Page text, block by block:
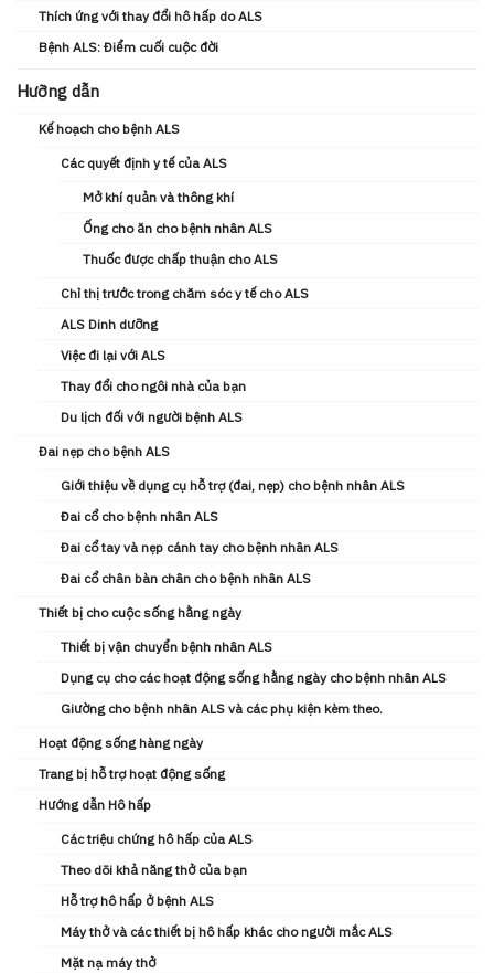
Thích ứng với thay đổi hô hấp do ALS
Bệnh ALS: Điểm cuối cuộc đời
Hưỡng dẫn
Kế hoạch cho bệnh ALS
Các quyết định y tế của ALS
Mở khí quản và thông khí
Ống cho ăn cho bệnh nhân ALS
Thuốc được chấp thuận cho ALS
Chỉ thị trước trong chăm sóc y tế cho ALS
ALS Dinh dưỡng
Việc đi lại với ALS
Thay đổi cho ngôi nhà của bạn
Du lịch đối với người bệnh ALS
Đai nẹp cho bệnh ALS
Giới thiệu về dụng cụ hỗ trợ (đai, nẹp) cho bệnh nhân ALS
Đai cổ cho bệnh nhân ALS
Đai cổ tay và nẹp cánh tay cho bệnh nhân ALS
Đai cổ chân bàn chân cho bệnh nhân ALS
Thiết bị cho cuộc sống hằng ngày
Thiết bị vận chuyển bệnh nhân ALS
Dụng cụ cho các hoạt động sống hằng ngày cho bệnh nhân ALS
Giường cho bệnh nhân ALS và các phụ kiện kèm theo.
Hoạt động sống hàng ngày
Trang bị hỗ trợ hoạt động sống
Hướng dẫn Hô hấp
Các triệu chứng hô hấp của ALS
Theo dõi khả năng thở của bạn
Hỗ trợ hô hấp ở bệnh ALS
Máy thở và các thiết bị hô hấp khác cho người mắc ALS
Mặt nạ máy thở